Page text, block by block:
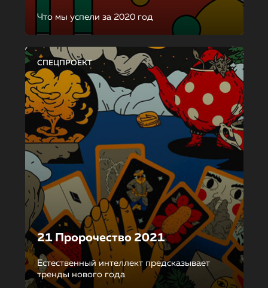
Что мы успели за 2020 год
СПЕЦПРОЕКТ
21 Пророчество 2021
Естественный интеллект предсказывает
тренды нового года